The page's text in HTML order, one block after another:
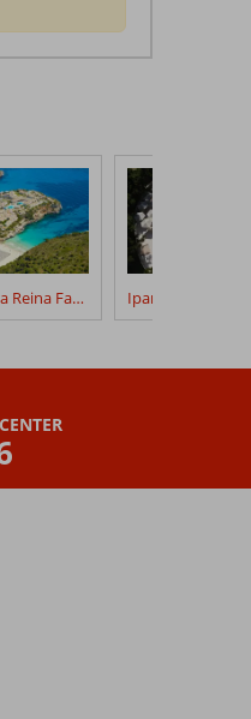
Blau Punta Reina Family Resort